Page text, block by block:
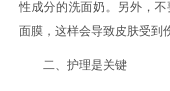
性成分的洗面奶。另外，
面膜，这样会导致皮肤受到
二、护理是关键